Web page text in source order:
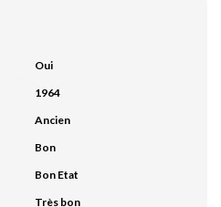
Oui
1964
Ancien
Bon
Bon Etat
Très bon